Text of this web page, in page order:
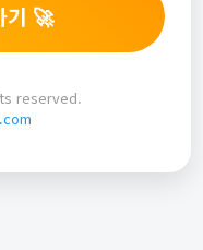
기 🚀
reserved.